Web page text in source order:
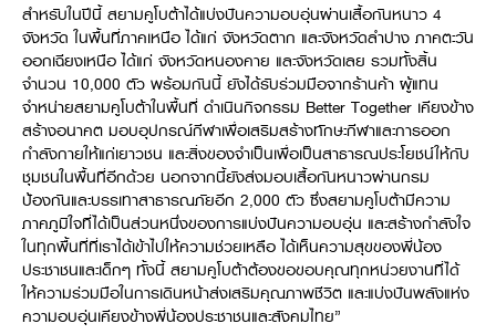
สำหรับในปีนี้ สยามคูโบต้าได้แบ่งปันความอบอุ่นผ่านเสื้อกันหนาว 4
จังหวัด ในพื้นที่ภาคเหนือ ได้แก่ จังหวัดตาก และจังหวัดลำปาง ภาคตะวัน
ออกเฉียงเหนือ ได้แก่ จังหวัดหนองคาย และจังหวัดเลย รวมทั้งสิ้น
จำนวน 10,000 ตัว พร้อมกันนี้ ยังได้รับร่วมมือจากร้านค้า ผู้แทน
จำหน่ายสยามคูโบต้าในพื้นที่ ดำเนินกิจกรรม Better Together เคียงข้าง
สร้างอนาคต มอบอุปกรณ์กีฬาเพื่อเสริมสร้างทักษะกีฬาและการออก
กำลังกายให้แก่เยาวชน และสิ่งของจำเป็นเพื่อเป็นสาธารณประโยชน์ให้กับ
ชุมชนในพื้นที่อีกด้วย นอกจากนี้ยังส่งมอบเสื้อกันหนาวผ่านกรม
ป้องกันและบรรเทาสาธารณภัยอีก 2,000 ตัว ซึ่งสยามคูโบต้ามีความ
ภาคภูมิใจที่ได้เป็นส่วนหนึ่งของการแบ่งปันความอบอุ่น และสร้างกำลังใจ
ในทุกพื้นที่ที่เราได้เข้าไปให้ความช่วยเหลือ ได้เห็นความสุขของพี่น้อง
ประชาชนและเด็กๆ ทั้งนี้ สยามคูโบต้าต้องขอขอบคุณทุกหน่วยงานที่ได้
ให้ความร่วมมือในการเดินหน้าส่งเสริมคุณภาพชีวิต และแบ่งปันพลังแห่ง
ความอบอุ่นเคียงข้างพี่น้องประชาชนและสังคมไทย”